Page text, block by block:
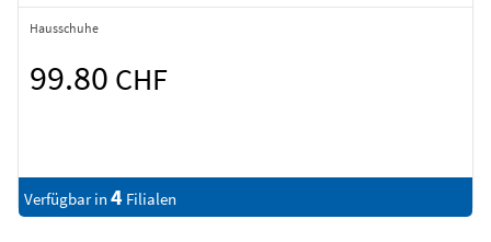
Hausschuhe
99.80 CHF
Verfügbar in 4 Filialen